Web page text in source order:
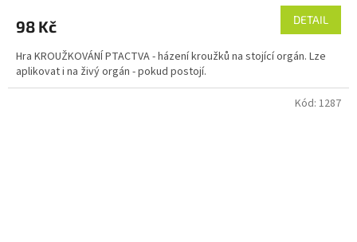
98 Kč DETAIL
Hra KROUŽKOVÁNÍ PTACTVA - házení kroužků na stojící orgán. Lze
aplikovat i na živý orgán - pokud postojí.
Kód: 1287